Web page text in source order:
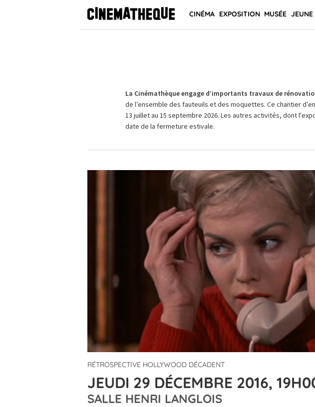
CINÉMA EXPOSITION MUSÉE JEUNE
La Cinémathèque engage d’importants travaux de
de l’ensemble des fauteuils et des moquettes. Ce chantier
13 juillet au 15 septembre 2026. Les autres activités, dont
date de la fermeture estivale.
RÉTROSPECTIVE HOLLYWOOD DÉCADENT
JEUDI 29 DÉCEMBRE 2016,
SALLE HENRI LANGLOIS